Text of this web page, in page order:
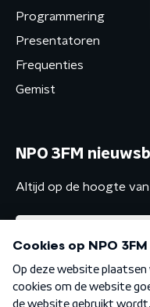
Programmering
Presentatoren
Frequenties
Gemist
NPO 3FM
Altijd op de hoogte